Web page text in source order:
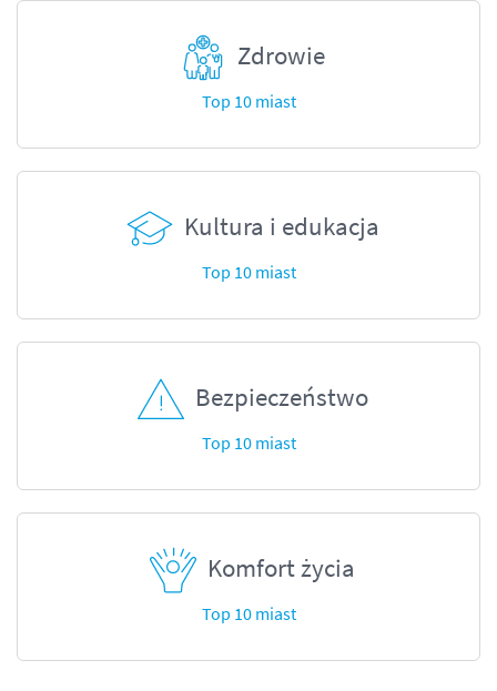
Zdrowie
Top 10 miast
Kultura i edukacja
Top 10 miast
Bezpieczeństwo
Top 10 miast
Komfort życia
Top 10 miast